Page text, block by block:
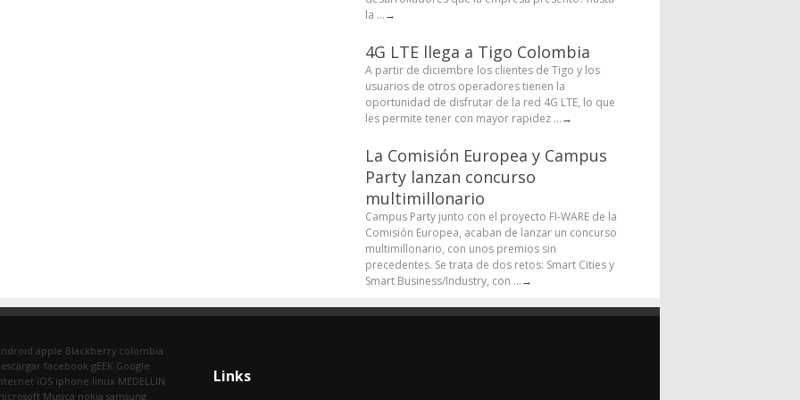
la ...→
4G LTE llega a Tigo Colombia
A partir de diciembre los clientes de Tigo y los
usuarios de otros operadores tienen la
oportunidad de disfrutar de la red 4G LTE, lo que
les permite tener con mayor rapidez ...→
La Comisión Europea y Campus
Party lanzan concurso
multimillonario
Campus Party junto con el proyecto FI-WARE de la
Comisión Europea, acaban de lanzar un concurso
multimillonario, con unos premios sin
precedentes. Se trata de dos retos: Smart Cities y
Smart Business/Industry, con ...→
apple Blackberry colombia
facebook gEEK Google
iOS iphone linux MEDELLIN
Musica nokia samsung
Links